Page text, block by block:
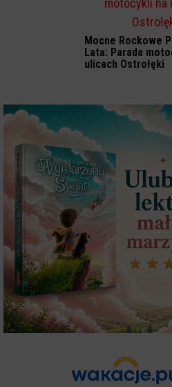
Mocne Rockowe
Lata: Parada
ulicach Ostrołęki